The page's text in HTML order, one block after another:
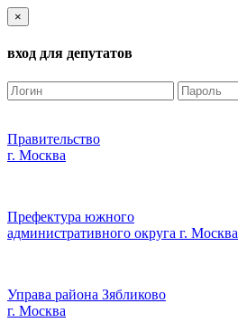
×
вход для депутатов
Правительство
г. Москва
Префектура южного
административного округа г. Москва
Управа района Зябликово
г. Москва